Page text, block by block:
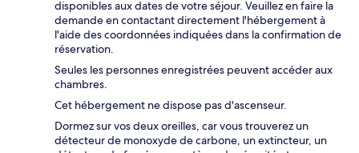
disponibles aux dates de votre séjour. Veuillez en faire la
demande en contactant directement l'hébergement à
l'aide des coordonnées indiquées dans la confirmation de
réservation.
Seules les personnes enregistrées peuvent accéder aux
chambres.
Cet hébergement ne dispose pas d'ascenseur.
Dormez sur vos deux oreilles, car vous trouverez un
détecteur de monoxyde de carbone, un extincteur, un